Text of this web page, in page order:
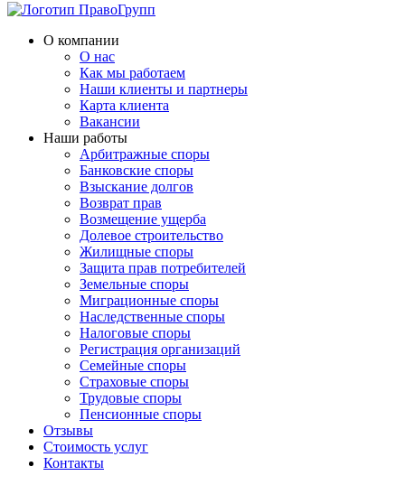
О компании
О нас
Как мы работаем
Наши клиенты и партнеры
Карта клиента
Вакансии
Наши работы
Арбитражные споры
Банковские споры
Взыскание долгов
Возврат прав
Возмещение ущерба
Долевое строительство
Жилищные споры
Защита прав потребителей
Земельные споры
Миграционные споры
Наследственные споры
Налоговые споры
Регистрация организаций
Семейные споры
Страховые споры
Трудовые споры
Пенсионные споры
Отзывы
Стоимость услуг
Контакты